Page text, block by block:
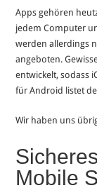
Apps gehören
jedem Computer
werden allerdings
angeboten.
entwickelt, sodass
für Android listet
Wir haben uns
Mobile